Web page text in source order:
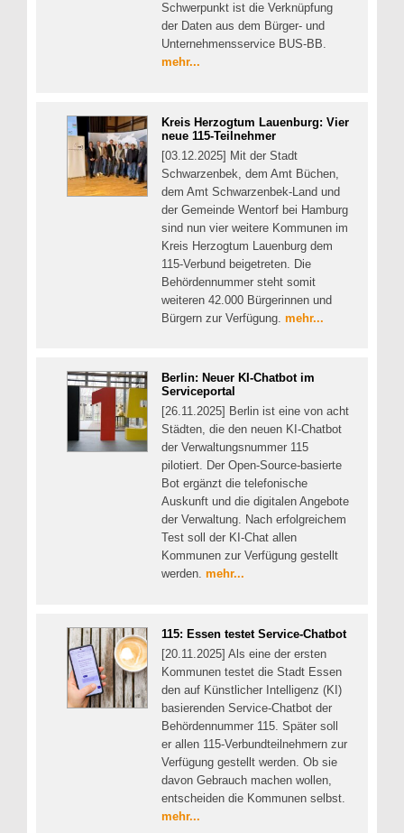
Schwerpunkt ist die Verknüpfung
der Daten aus dem Bürger- und
Unternehmensservice BUS-BB.
mehr...
Kreis Herzogtum Lauenburg: Vier
neue 115-Teilnehmer
[03.12.2025] Mit der Stadt
Schwarzenbek, dem Amt Büchen,
dem Amt Schwarzenbek-Land und
der Gemeinde Wentorf bei Hamburg
sind nun vier weitere Kommunen im
Kreis Herzogtum Lauenburg dem
115-Verbund beigetreten. Die
Behördennummer steht somit
weiteren 42.000 Bürgerinnen und
Bürgern zur Verfügung. mehr...
Berlin: Neuer KI-Chatbot im
Serviceportal
[26.11.2025] Berlin ist eine von acht
Städten, die den neuen KI-Chatbot
der Verwaltungsnummer 115
pilotiert. Der Open-Source-basierte
Bot ergänzt die telefonische
Auskunft und die digitalen Angebote
der Verwaltung. Nach erfolgreichem
Test soll der KI-Chat allen
Kommunen zur Verfügung gestellt
werden. mehr...
115: Essen testet Service-Chatbot
[20.11.2025] Als eine der ersten
Kommunen testet die Stadt Essen
den auf Künstlicher Intelligenz (KI)
basierenden Service-Chatbot der
Behördennummer 115. Später soll
er allen 115-Verbundteilnehmern zur
Verfügung gestellt werden. Ob sie
davon Gebrauch machen wollen,
entscheiden die Kommunen selbst.
mehr...